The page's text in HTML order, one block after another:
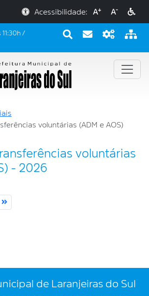
Acessibilidade: A+ A-
11:30h /
voluntárias (ADM e AOS)
voluntárias
- 2026
de Laranjeiras do Sul